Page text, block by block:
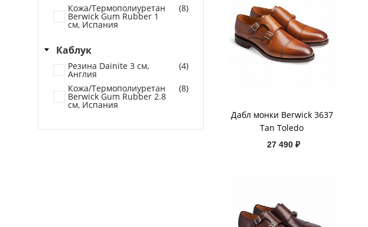
Кожа/Термополиуретан
Berwick Gum Rubber 1
см, Испания
(8)
Каблук
Резина Dainite 3 см,
Англия
(4)
Кожа/Термополиуретан
Berwick Gum Rubber 2.8
см, Испания
(8)
Дабл монки Berwick 3637
Tan Toledo
27 490 ₽